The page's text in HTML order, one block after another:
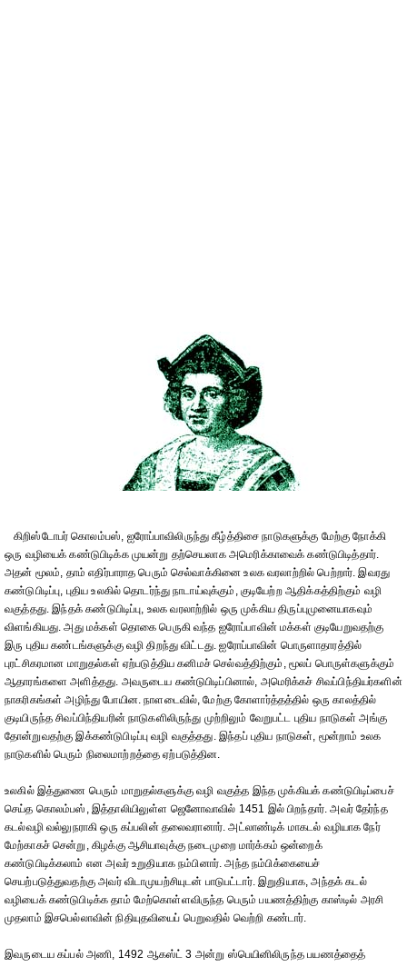
கிறிஸ்டோபர் கொலம்பஸ், ஐரோப்பாவிலிருந்து கீழ்த்திசை நாடுகளுக்கு மேற்கு நோக்கி
ஒரு வழியைக் கண்டுபிடிக்க முயன்று தற்செயலாக அமெரிக்காவைக் கண்டுபிடித்தார்.
அதன் மூலம், தாம் எதிர்பாராத பெரும் செல்வாக்கினை உலக வரலாற்றில் பெற்றார். இவரது
கண்டுபிடிப்பு, புதிய உலகில் தொடர்ந்து நாடாய்வுக்கும், குடியேற்ற ஆதிக்கத்திற்கும் வழி
வகுத்தது. இந்தக் கண்டுபிடிப்பு, உலக வரலாற்றில் ஒரு முக்கிய திருப்புமுனையாகவும்
விளங்கியது. அது மக்கள் தொகை பெருகி வந்த ஐரோப்பாவின் மக்கள் குடியேறுவதற்கு
இரு புதிய கண்டங்களுக்கு வழி திறந்து விட்டது. ஐரோப்பாவின் பொருளாதாரத்தில்
புரட்சிகரமான மாறுதல்கள் ஏற்படுத்திய கனிமச் செல்வத்திற்கும், மூலப் பொருள்களுக்கும்
ஆதாரங்களை அளித்தது. அவருடைய கண்டுபிடிப்பினால், அமெரிக்கச் சிவப்பிந்தியர்களின்
நாகரிகங்கள் அழிந்து போயின. நாளடைவில், மேற்கு கோளார்த்தத்தில் ஒரு காலத்தில்
குடியிருந்த சிவப்பிந்தியரின் நாடுகளிலிருந்து முற்றிலும் வேறுபட்ட புதிய நாடுகள் அங்கு
தோன்றுவதற்கு இக்கண்டுபிடிப்பு வழி வகுத்தது. இந்தப் புதிய நாடுகள், மூன்றாம் உலக
நாடுகளில் பெரும் நிலைமாற்றத்தை ஏற்படுத்தின.
உலகில் இத்துணை பெரும் மாறுதல்களுக்கு வழி வகுத்த இந்த முக்கியக் கண்டுபிடிப்பைச்
செய்த கொலம்பஸ், இத்தாலியிலுள்ள ஜெனோவாவில் 1451 இல் பிறந்தார். அவர் தேர்ந்த
கடல்வழி வல்லுநராகி ஒரு கப்பலின் தலைவரானார். அட்லாண்டிக் மாகடல் வழியாக நேர்
மேற்காகச் சென்று, கிழக்கு ஆசியாவுக்கு நடைமுறை மார்க்கம் ஒன்றைக்
கண்டுபிடிக்கலாம் என அவர் உறுதியாக நம்பினார். அந்த நம்பிக்கையைச்
செயற்படுத்துவதற்கு அவர் விடாமுயற்சியுடன் பாடுபட்டார். இறுதியாக, அந்தக் கடல்
வழியைக் கண்டுபிடிக்க தாம் மேற்கொள்ளவிருந்த பெரும் பயணத்திற்கு காஸ்டில் அரசி
முதலாம் இசபெல்லாவின் நிதியுதவியைப் பெறுவதில் வெற்றி கண்டார்.
இவருடைய கப்பல் அணி, 1492 ஆகஸ்ட் 3 அன்று ஸ்பெயினிலிருந்த பயணத்தைத்